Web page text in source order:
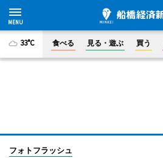
33°C 食べる 見る・遊ぶ 買う
フォトフラッシュ